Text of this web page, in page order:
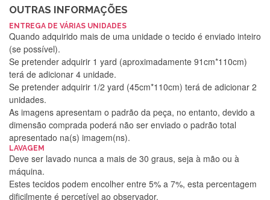
OUTRAS INFORMAÇÕES
ENTREGA DE VÁRIAS UNIDADES
Quando adquirido mais de uma unidade o tecido é enviado inteiro
(se possível).
Se pretender adquirir 1 yard (aproximadamente 91cm*110cm)
terá de adicionar 4 unidade.
Se pretender adquirir 1/2 yard (45cm*110cm) terá de adicionar 2
unidades.
As imagens apresentam o padrão da peça, no entanto, devido a
dimensão comprada poderá não ser enviado o padrão total
apresentado na(s) imagem(ns).
LAVAGEM
Deve ser lavado nunca a mais de 30 graus, seja à mão ou à
máquina.
Estes tecidos podem encolher entre 5% a 7%, esta percentagem
dificilmente é percetível ao observador.